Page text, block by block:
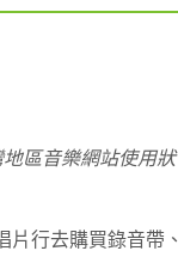
區音樂網站使用狀
行去購買錄音帶、